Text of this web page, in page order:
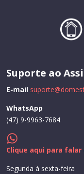
Suporte ao
E-mail
WhatsApp
(47) 9-9963-7684
Clique aqui para
Segunda à sexta-feira